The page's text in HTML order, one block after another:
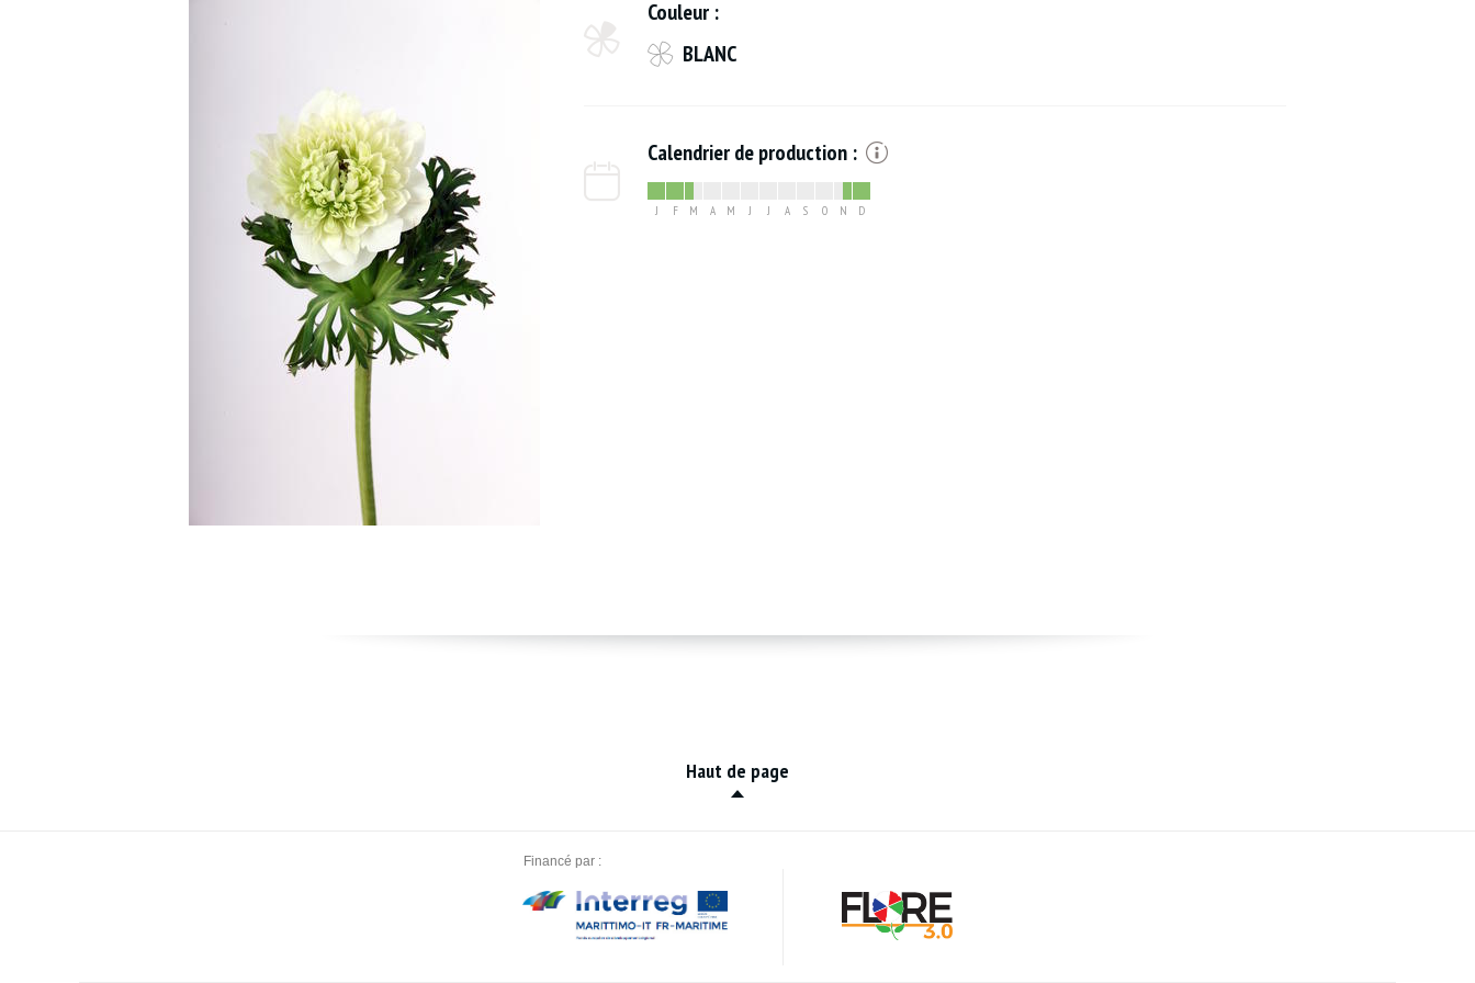
Couleur :
BLANC
Calendrier de production :
J F M A M J J A S O N D
Haut de page
Financé par :